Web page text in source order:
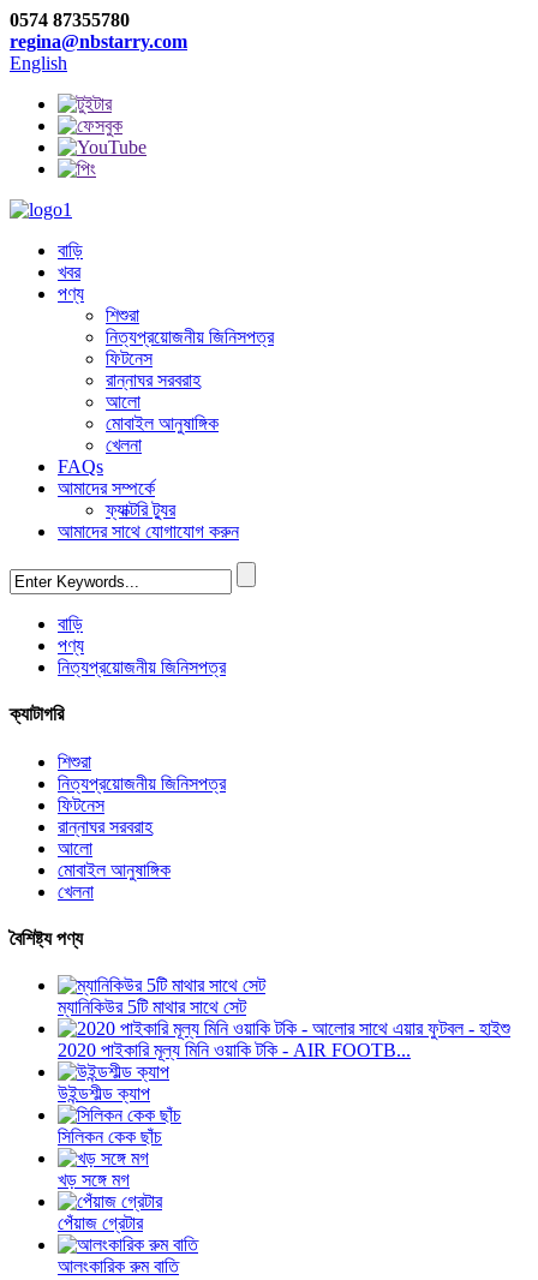
0574 87355780
regina@nbstarry.com
English
বাড়ি
খবর
পণ্য
শিশুরা
নিত্যপ্রয়োজনীয় জিনিসপত্র
ফিটনেস
রান্নাঘর সরবরাহ
আলো
মোবাইল আনুষাঙ্গিক
খেলনা
FAQs
আমাদের সম্পর্কে
ফ্যাক্টরি ট্যুর
আমাদের সাথে যোগাযোগ করুন
বাড়ি
পণ্য
নিত্যপ্রয়োজনীয় জিনিসপত্র
ক্যাটাগরি
শিশুরা
নিত্যপ্রয়োজনীয় জিনিসপত্র
ফিটনেস
রান্নাঘর সরবরাহ
আলো
মোবাইল আনুষাঙ্গিক
খেলনা
বৈশিষ্ট্য পণ্য
ম্যানিকিউর 5টি মাথার সাথে সেট
2020 পাইকারি মূল্য মিনি ওয়াকি টকি - AIR FOOTB...
উইন্ডশীল্ড ক্যাপ
সিলিকন কেক ছাঁচ
খড় সঙ্গে মগ
পেঁয়াজ গ্রেটার
আলংকারিক রুম বাতি